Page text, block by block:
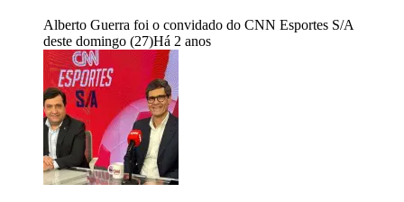
Alberto Guerra foi o convidado do CNN Esportes S/A
deste domingo (27)Há 2 anos